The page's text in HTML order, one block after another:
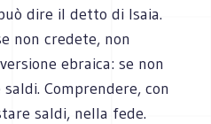
dire il detto di Isaia.
non credete, non
ebraica: se non
Comprendere, con
saldi, nella fede.